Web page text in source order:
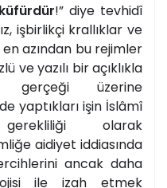
küfürdür!” diye tevhidî
işbirlikçi krallıklar ve
azından bu rejimler
ve yazılı bir açıklıkla
gerçeği üzerine
yaptıkları işin İslâmî
olarak
aidiyet iddiasında
ancak daha
ile izah etmek